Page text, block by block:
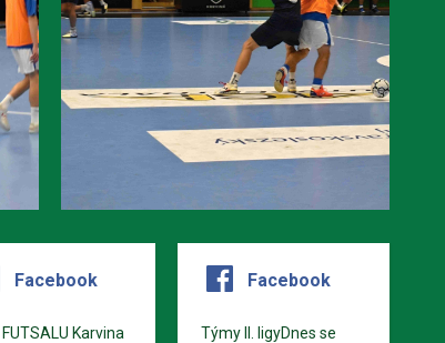
Facebook
Karvina
Facebook
Týmy II. ligyDnes se